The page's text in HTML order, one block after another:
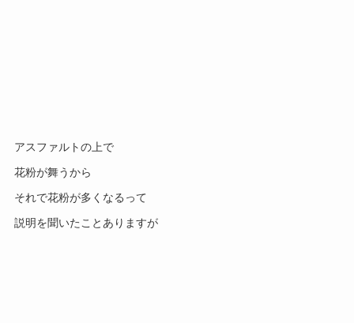
アスファルトの上で
花粉が舞うから
それで花粉が多くなるって
説明を聞いたことありますが